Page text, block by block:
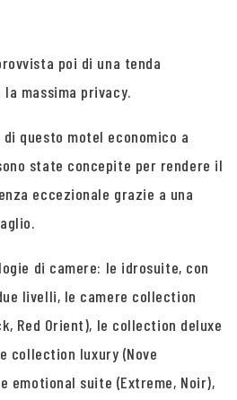
poi di una tenda
massima privacy.
questo motel economico a
state concepite per rendere il
eccezionale grazie a una
di camere: le idrosuite, con
livelli, le camere collection
Red Orient), le collection deluxe
collection luxury (Nove
emotional suite (Extreme, Noir),